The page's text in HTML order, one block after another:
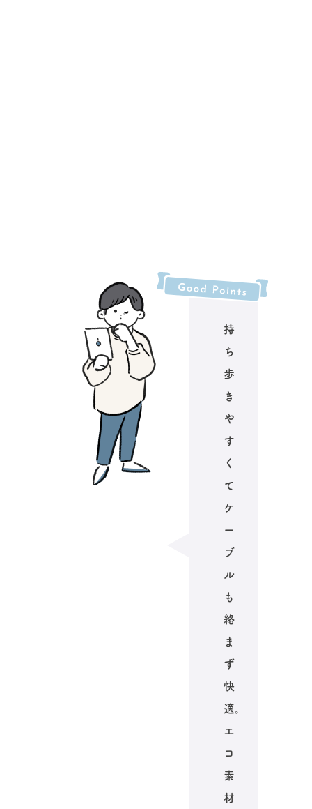
持
ち
歩
き
や
す
く
て
ケ
ー
ブ
ル
も
絡
ま
ず
快
適。
エ
コ
素
材